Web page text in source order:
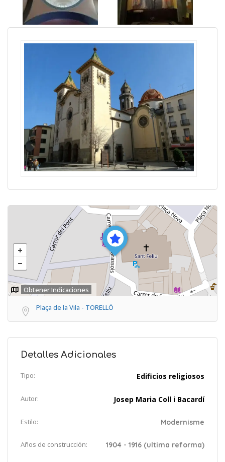
Obtener Indicaciones
Plaça de la Vila - TORELLÓ
Detalles Adicionales
Tipo: Edificios religiosos
Autor: Josep Maria Coll i Bacardí
Estilo: Modernisme
Años de construcción: 1904 - 1916 (ultima reforma)